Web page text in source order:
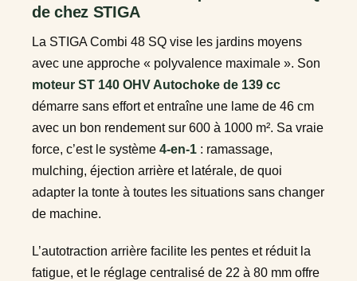
de chez STIGA
La STIGA Combi 48 SQ vise les jardins moyens
avec une approche « polyvalence maximale ». Son
moteur ST 140 OHV Autochoke de 139 cc
démarre sans effort et entraîne une lame de 46 cm
avec un bon rendement sur 600 à 1000 m². Sa vraie
force, c’est le système 4-en-1 : ramassage,
mulching, éjection arrière et latérale, de quoi
adapter la tonte à toutes les situations sans changer
de machine.
L’autotraction arrière facilite les pentes et réduit la
fatigue, et le réglage centralisé de 22 à 80 mm offre